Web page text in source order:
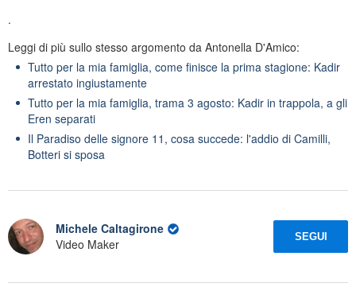
.
Leggi di più sullo stesso argomento da Antonella D'Amico:
Tutto per la mia famiglia, come finisce la prima stagione: Kadir
arrestato ingiustamente
Tutto per la mia famiglia, trama 3 agosto: Kadir in trappola, a gli
Eren separati
Il Paradiso delle signore 11, cosa succede: l'addio di Camilli,
Botteri si sposa
Michele Caltagirone
Video Maker
SEGUI